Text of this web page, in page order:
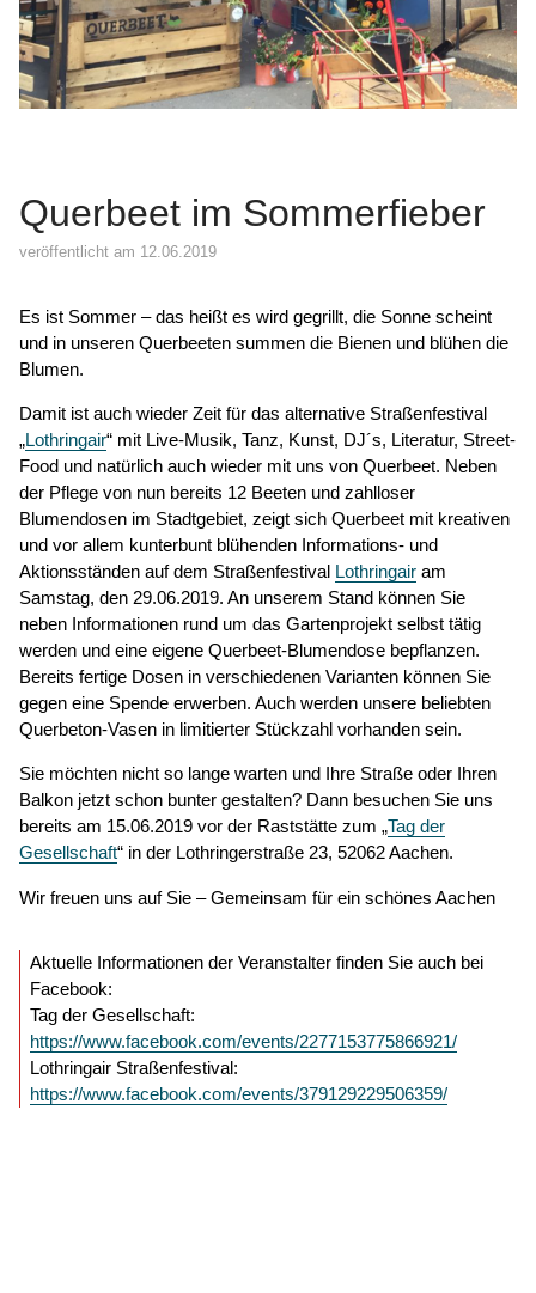
Querbeet im Sommerfieber
veröffentlicht am 12.06.2019
Es ist Sommer – das heißt es wird gegrillt, die Sonne scheint
und in unseren Querbeeten summen die Bienen und blühen die
Blumen.
Damit ist auch wieder Zeit für das alternative Straßenfestival
„Lothringair“ mit Live-Musik, Tanz, Kunst, DJ´s, Literatur, Street-
Food und natürlich auch wieder mit uns von Querbeet. Neben
der Pflege von nun bereits 12 Beeten und zahlloser
Blumendosen im Stadtgebiet, zeigt sich Querbeet mit kreativen
und vor allem kunterbunt blühenden Informations- und
Aktionsständen auf dem Straßenfestival Lothringair am
Samstag, den 29.06.2019. An unserem Stand können Sie
neben Informationen rund um das Gartenprojekt selbst tätig
werden und eine eigene Querbeet-Blumendose bepflanzen.
Bereits fertige Dosen in verschiedenen Varianten können Sie
gegen eine Spende erwerben. Auch werden unsere beliebten
Querbeton-Vasen in limitierter Stückzahl vorhanden sein.
Sie möchten nicht so lange warten und Ihre Straße oder Ihren
Balkon jetzt schon bunter gestalten? Dann besuchen Sie uns
bereits am 15.06.2019 vor der Raststätte zum „Tag der
Gesellschaft“ in der Lothringerstraße 23, 52062 Aachen.
Wir freuen uns auf Sie – Gemeinsam für ein schönes Aachen
Aktuelle Informationen der Veranstalter finden Sie auch bei
Facebook:
Tag der Gesellschaft:
https://www.facebook.com/events/2277153775866921/
Lothringair Straßenfestival:
https://www.facebook.com/events/379129229506359/